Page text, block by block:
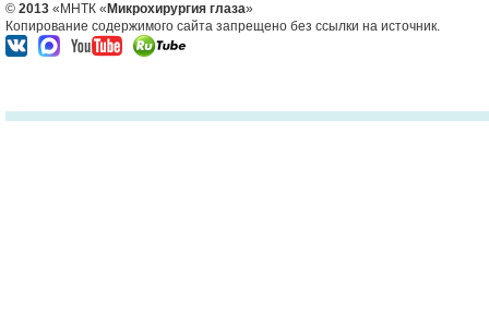
© 2013 «МНТК « Микрохирургия глаза»
Копирование содержимого сайта запрещено без ссылки на источник.